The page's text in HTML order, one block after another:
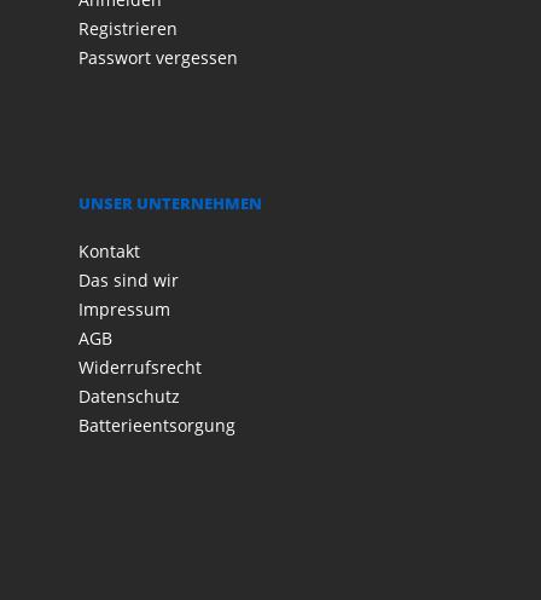
Registrieren
Passwort vergessen
UNSER UNTERNEHMEN
Kontakt
Das sind wir
Impressum
AGB
Widerrufsrecht
Datenschutz
Batterieentsorgung